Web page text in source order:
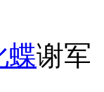
蝶谢军